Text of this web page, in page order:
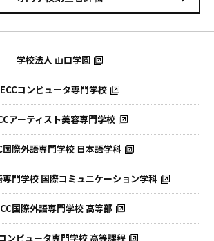
学校法人 山口学園
ECCコンピュータ専門学校
アーティスト美容専門学校
国際外語専門学校 日本語学科
専門学校 国際コミュニケーション学科
国際外語専門学校 高等部
ンピュータ専門学校 高等課程